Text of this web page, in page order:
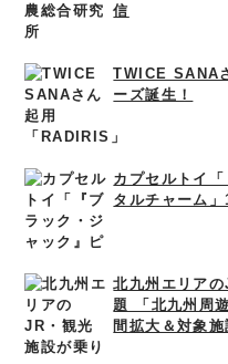
信
TWICE SANA
ーズ誕生！
カプセルトイ
タルチャーム
北九州エリア
題 「北九州周
間拡大＆対象